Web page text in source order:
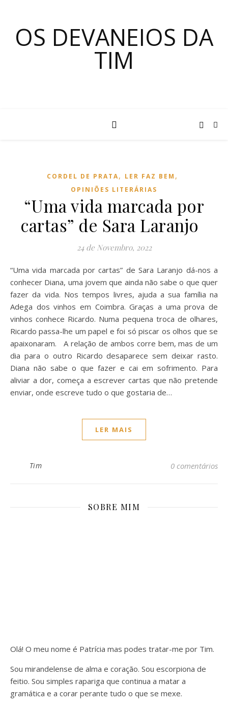
OS DEVANEIOS DA
TIM
CORDEL DE PRATA, LER FAZ BEM ,
OPINIÕES LITERÁRIAS
“Uma vida marcada por
cartas” de Sara Laranjo
24 de Novembro, 2022
“Uma vida marcada por cartas” de Sara Laranjo dá-nos a
conhecer Diana, uma jovem que ainda não sabe o que quer
fazer da vida. Nos tempos livres, ajuda a sua família na
Adega dos vinhos em Coimbra. Graças a uma prova de
vinhos conhece Ricardo. Numa pequena troca de olhares,
Ricardo passa-lhe um papel e foi só piscar os olhos que se
apaixonaram. A relação de ambos corre bem, mas de um
dia para o outro Ricardo desaparece sem deixar rasto.
Diana não sabe o que fazer e cai em sofrimento. Para
aliviar a dor, começa a escrever cartas que não pretende
enviar, onde escreve tudo o que gostaria de…
LER MAIS
Tim 0 comentários
SOBRE MIM
Olá! O meu nome é Patrícia mas podes tratar-me por Tim.
Sou mirandelense de alma e coração. Sou escorpiona de
feitio. Sou simples rapariga que continua a matar a
gramática e a corar perante tudo o que se mexe.